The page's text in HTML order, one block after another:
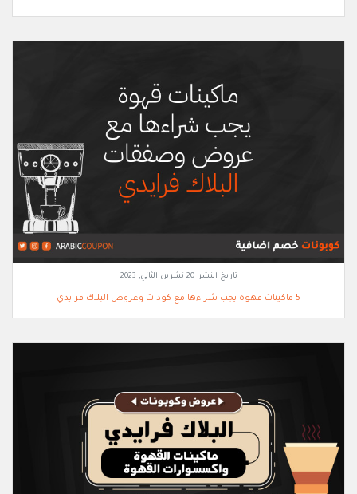
تاريخ النشر:20 تشرين الثاني, 2023
5 ماكينات قهوة يجب شراءها مع كودات وعروض البلاك فرايدي